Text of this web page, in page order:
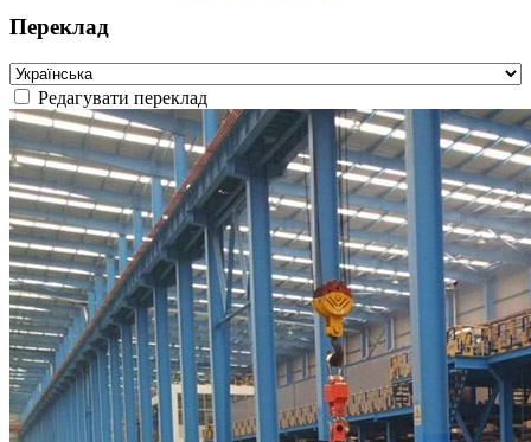
Переклад
Редагувати переклад